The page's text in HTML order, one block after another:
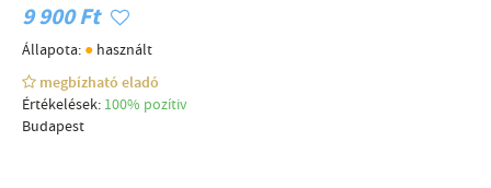
9 900 Ft
Állapota: ● használt
megbízható eladó
Értékelések: 100% pozítiv
Budapest